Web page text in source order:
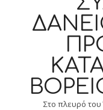
Στο πλευρό